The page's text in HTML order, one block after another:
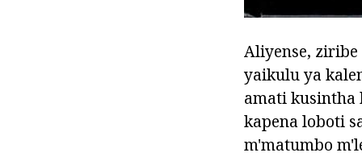
Aliyense,
yaikulu ya
amati kusintha
kapena loboti
m'matumbo